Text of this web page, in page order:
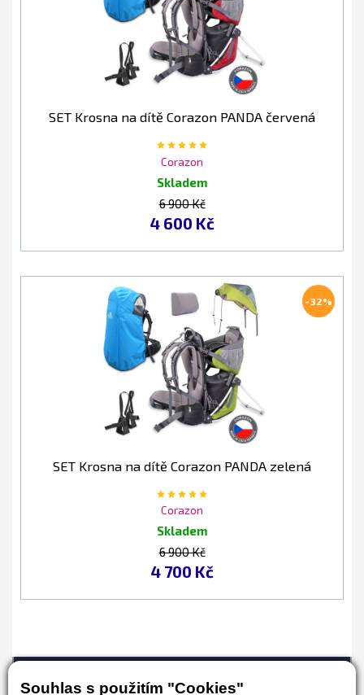
Souhlas s použitím "Cookies"
SET Krosna na dítě Corazon PANDA červená
Corazon
Skladem
6 900 Kč
4 600 Kč
-32%
SET Krosna na dítě Corazon PANDA zelená
Corazon
Skladem
6 900 Kč
4 700 Kč